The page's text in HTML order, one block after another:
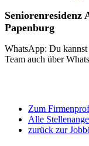
Seniorenresidenz
Papenburg
WhatsApp: Du
Team auch über
Zum
Alle
zurück zur